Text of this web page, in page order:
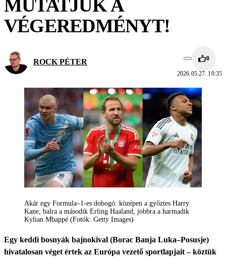
MUTATJUK A
VÉGEREDMÉNYT!
ROCK PÉTER 0
2026.05.27. 10:35
Akár egy Formula–1-es dobogó: középen a győztes Harry
Kane, balra a második Erling Haaland, jobbra a harmadik
Kylian Mbappé (Fotók: Getty Images)
Egy keddi bosnyák bajnokival (Borac Banja Luka–Posusje)
hivatalosan véget értek az Európa vezető sportlapjait – köztük